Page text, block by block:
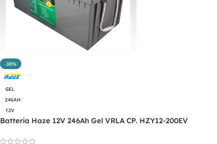
-38%
GEL
246AH
12V
Batteria Haze 12V 246Ah Gel VRLA CP. HZY12-200EV